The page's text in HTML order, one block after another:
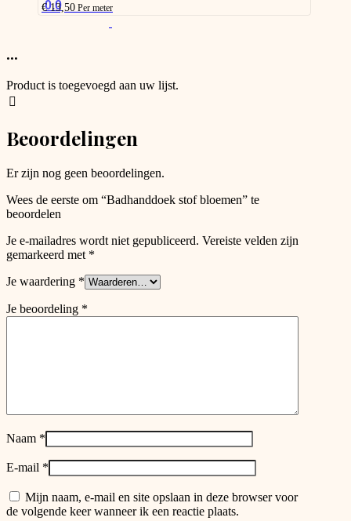
0.0
€13,50 Per meter
...
Product is toegevoegd aan uw lijst.
Beoordelingen
Er zijn nog geen beoordelingen.
Wees de eerste om “Badhanddoek stof bloemen” te
beoordelen
Je e-mailadres wordt niet gepubliceerd. Vereiste velden zijn
gemarkeerd met *
Je waardering *
Je beoordeling *
Naam *
E-mail *
Mijn naam, e-mail en site opslaan in deze browser voor
de volgende keer wanneer ik een reactie plaats.